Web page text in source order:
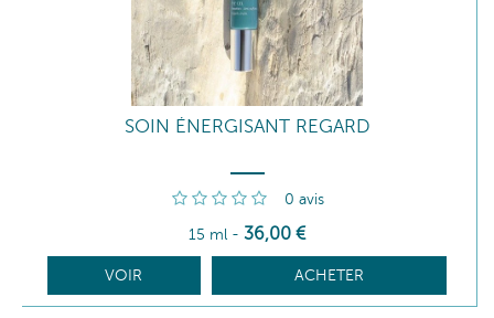
SOIN ÉNERGISANT REGARD
0 avis
15 ml - 36,00 €
VOIR ACHETER